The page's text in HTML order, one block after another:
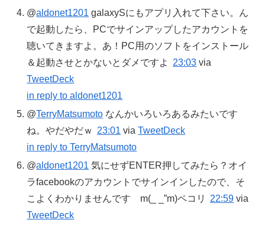
@aldonet1201 galaxySにもアプリ入れて下さい。ん
で起動したら、PCでサインアップしたアカウントを
聴いてきますよ。あ！PC用のソフトをインストール
＆起動させとかないとダメですよ
23:03 via
TweetDeck
in reply to aldonet1201
@TerryMatsumoto なんかいろいろあるみたいです
ね。やだやだｗ
23:01 viaTweetDeck
in reply to TerryMatsumoto
@aldonet1201 気にせずENTER押してみたら？オイ
ラfacebookのアカウントでサインインしたので、そ
こよくわかりませんです m(_ _”m)ペコリ
22:59 via
TweetDeck